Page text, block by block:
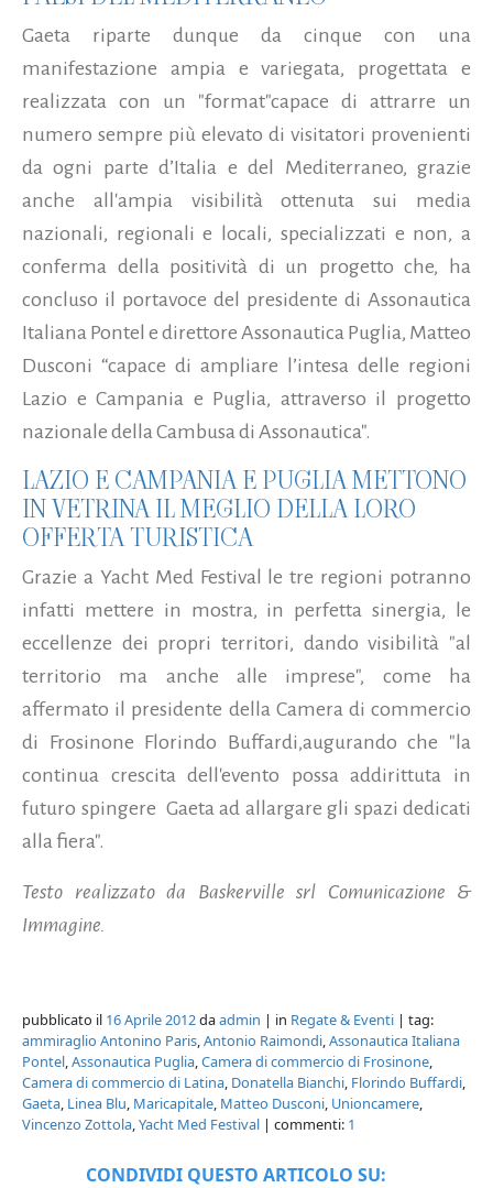
Gaeta riparte dunque da cinque con una
manifestazione ampia e variegata, progettata e
realizzata con un "format"capace di attrarre un
numero sempre più elevato di visitatori provenienti
da ogni parte d’Italia e del Mediterraneo, grazie
anche all'ampia visibilità ottenuta sui media
nazionali, regionali e locali, specializzati e non, a
conferma della positività di un progetto che, ha
concluso il portavoce del presidente di Assonautica
Italiana Pontel e direttore Assonautica Puglia, Matteo
Dusconi “capace di ampliare l’intesa delle regioni
Lazio e Campania e Puglia, attraverso il progetto
nazionale della Cambusa di Assonautica".
LAZIO E CAMPANIA E PUGLIA METTONO
IN VETRINA IL MEGLIO DELLA LORO
OFFERTA TURISTICA
Grazie a Yacht Med Festival le tre regioni potranno
infatti mettere in mostra, in perfetta sinergia, le
eccellenze dei propri territori, dando visibilità "al
territorio ma anche alle imprese", come ha
affermato il presidente della Camera di commercio
di Frosinone Florindo Buffardi,augurando che "la
continua crescita dell'evento possa addirittuta in
futuro spingere Gaeta ad allargare gli spazi dedicati
alla fiera".
Testo realizzato da Baskerville srl Comunicazione &
Immagine.
pubblicato il 16 Aprile 2012daadmin | in Regate & Eventi | tag:
ammiraglio Antonino Paris,Antonio Raimondi,Assonautica Italiana
Pontel,Assonautica Puglia,Camera di commercio di Frosinone,
Camera di commercio di Latina, Donatella Bianchi, Florindo Buffardi,
Gaeta, Linea Blu, Maricapitale, Matteo Dusconi, Unioncamere,
Vincenzo Zottola,Yacht Med Festival | commenti: 1
CONDIVIDI QUESTO ARTICOLO SU: